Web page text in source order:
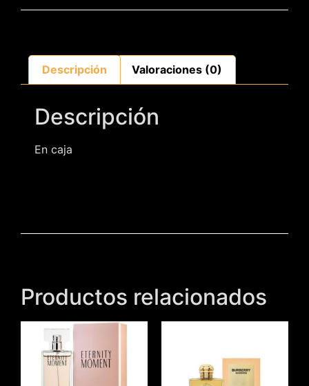
Descripción Valoraciones (0)
Descripción
En caja
Productos relacionados